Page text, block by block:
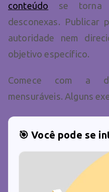
conteúdo se torna
desconexas. Publicar
autoridade nem
objetivo específico.
Comece com a
mensuráveis. Alguns
🎯 Você pode se